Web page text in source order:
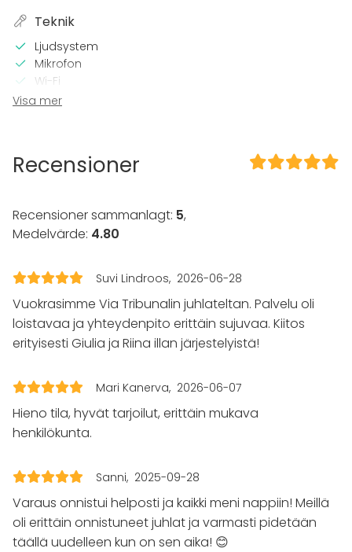
Teknik
Ljudsystem
Mikrofon
Wi-Fi
I lokalen
Tillgänglighetsanpassad
Högljudd musik OK
Evenemang
Fest
Spa / relax / bastu
Middag / Lunch
Möte
Konferens
Mässa / Utställning
Rekreation
Upplevelse / aktivitet
Julbord / Julfest
Lounge
Terrass / Gårdsplan
Bar
Visa mer
Recensioner
Recensioner sammanlagt: 5,
Medelvärde: 4.80
Suvi Lindroos 2026-06-28
Vuokrasimme Via Tribunalin juhlateltan. Palvelu oli
loistavaa ja yhteydenpito erittäin sujuvaa. Kiitos
erityisesti Giulia ja Riina illan järjestelyistä!
Mari Kanerva 2026-06-07
Hieno tila, hyvät tarjoilut, erittäin mukava
henkilökunta.
Sanni 2025-09-28
Varaus onnistui helposti ja kaikki meni nappiin! Meillä
oli erittäin onnistuneet juhlat ja varmasti pidetään
täällä uudelleen kun on sen aika! 😊